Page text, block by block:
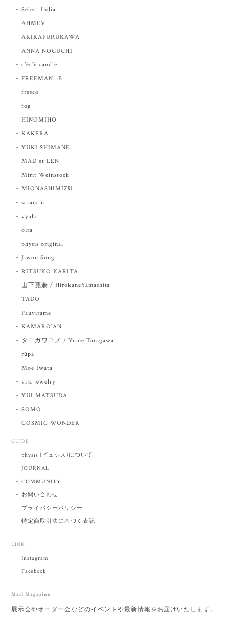
Select India
AHMEV
AKIRAFURUKAWA
ANNA NOGUCHI
c'èc'è candle
FREEMAN--B
fresco
fog
HINOMIHO
KAKERA
YUKI SHIMANE
MAD et LEN
Mirit Weinstock
MIONASHIMIZU
saranam
vyuha
oira
physis original
Jiwon Song
RITSUKO KARITA
山下寛兼 / HirokaneYamashita
TADO
Fauvirame
KAMARO'AN
タニガワユメ / Yume Tanigawa
rūpa
Moe Iwata
vija jewelry
YUI MATSUDA
SOMO
COSMIC WONDER
GUIDE
physis (ピュシス)について
JOURNAL
COMMUNITY
お問い合わせ
プライバシーポリシー
特定商取引法に基づく表記
LINK
Instagram
Facebook
Mail Magazine
展示会やオーダー会などのイベントや最新情報をお届けいたします。